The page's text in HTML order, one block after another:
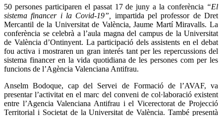
50 persones participaren el passat 17 de juny a la conferència “El
sistema financer i la Covid-19”,
impartida pel professor de Dret
Mercantil de la Universitat de València, Jaume Martí Miravalls. La
conferència se celebrà a l’aula magna del campus de la Universitat
de València d’Ontinyent. La participació dels assistents en el debat
fou activa i mostraren un gran interés tant per les repercussions del
sistema financer en la vida quotidiana de les persones com per les
funcions de l’Agència Valenciana Antifrau.
Anselm Bodoque, cap del Servei de Formació de l’AVAF, va
presentar l’activitat en el marc del conveni de col·laboració existent
entre l’Agencia Valenciana Antifrau i el Vicerectorat de Projecció
Territorial i Societat de la Universitat de València. També presentà